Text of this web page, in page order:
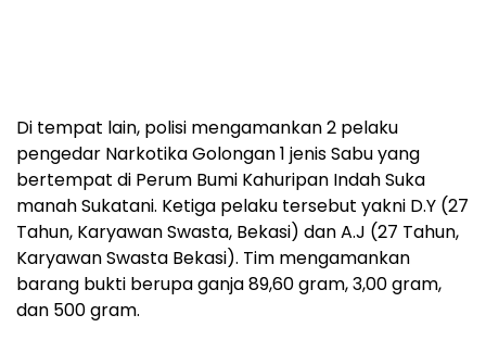
Di tempat lain, polisi mengamankan 2 pelaku
pengedar Narkotika Golongan 1 jenis Sabu yang
bertempat di Perum Bumi Kahuripan Indah Suka
manah Sukatani. Ketiga pelaku tersebut yakni D.Y (27
Tahun, Karyawan Swasta, Bekasi) dan A.J (27 Tahun,
Karyawan Swasta Bekasi). Tim mengamankan
barang bukti berupa ganja 89,60 gram, 3,00 gram,
dan 500 gram.